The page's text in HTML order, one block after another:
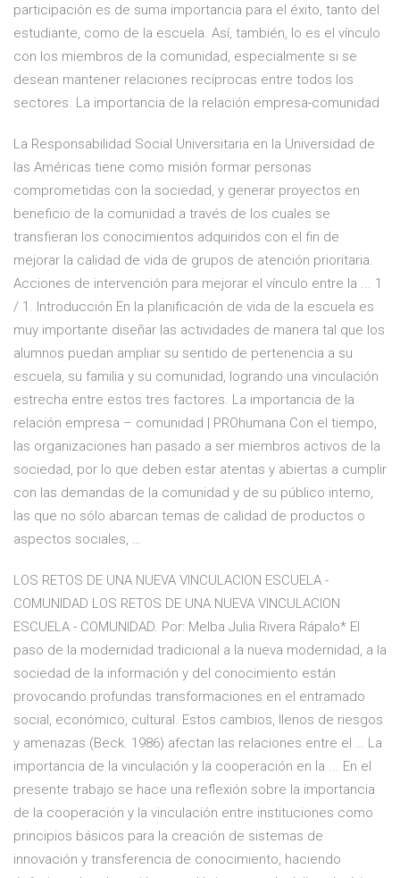
participación es de suma importancia para el éxito, tanto del
estudiante, como de la escuela. Así, también, lo es el vínculo
con los miembros de la comunidad, especialmente si se
desean mantener relaciones recíprocas entre todos los
sectores. La importancia de la relación empresa-comunidad
La Responsabilidad Social Universitaria en la Universidad de
las Américas tiene como misión formar personas
comprometidas con la sociedad, y generar proyectos en
beneficio de la comunidad a través de los cuales se
transfieran los conocimientos adquiridos con el fin de
mejorar la calidad de vida de grupos de atención prioritaria.
Acciones de intervención para mejorar el vínculo entre la ... 1
/ 1. Introducción En la planificación de vida de la escuela es
muy importante diseñar las actividades de manera tal que los
alumnos puedan ampliar su sentido de pertenencia a su
escuela, su familia y su comunidad, logrando una vinculación
estrecha entre estos tres factores. La importancia de la
relación empresa – comunidad | PROhumana Con el tiempo,
las organizaciones han pasado a ser miembros activos de la
sociedad, por lo que deben estar atentas y abiertas a cumplir
con las demandas de la comunidad y de su público interno,
las que no sólo abarcan temas de calidad de productos o
aspectos sociales, …
LOS RETOS DE UNA NUEVA VINCULACION ESCUELA -
COMUNIDAD LOS RETOS DE UNA NUEVA VINCULACION
ESCUELA - COMUNIDAD. Por: Melba Julia Rivera Rápalo* El
paso de la modernidad tradicional a la nueva modernidad, a la
sociedad de la información y del conocimiento están
provocando profundas transformaciones en el entramado
social, económico, cultural. Estos cambios, llenos de riesgos
y amenazas (Beck. 1986) afectan las relaciones entre el … La
importancia de la vinculación y la cooperación en la ... En el
presente trabajo se hace una reflexión sobre la importancia
de la cooperación y la vinculación entre instituciones como
principios básicos para la creación de sistemas de
innovación y transferencia de conocimiento, haciendo